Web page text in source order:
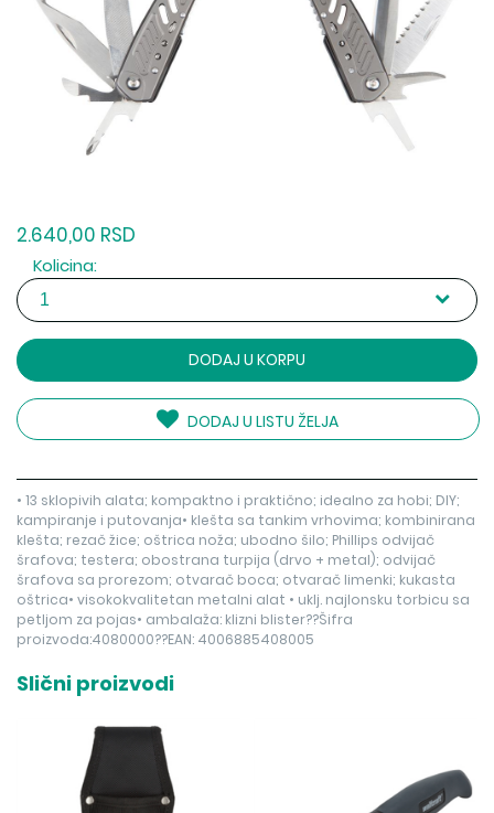
2.640,00 RSD
Kolicina:
DODAJ U KORPU
DODAJ U LISTU ŽELJA
• 13 sklopivih alata; kompaktno i praktično; idealno za hobi; DIY;
kampiranje i putovanja• klešta sa tankim vrhovima; kombinirana
klešta; rezač žice; oštrica noža; ubodno šilo; Phillips odvijač
šrafova; testera; obostrana turpija (drvo + metal); odvijač
šrafova sa prorezom; otvarač boca; otvarač limenki; kukasta
oštrica• visokokvalitetan metalni alat • uklj. najlonsku torbicu sa
petljom za pojas• ambalaža: klizni blister??Šifra
proizvoda:4080000??EAN: 4006885408005
Slični proizvodi